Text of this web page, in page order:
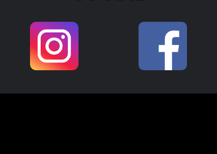
Per registrarsi online:
https://internationalbikefestival.com
/biglietteria/
#fondriest #fondriestbici #road
30 1